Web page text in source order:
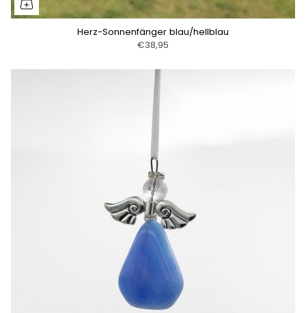
Herz-Sonnenfänger blau/hellblau
€38,95